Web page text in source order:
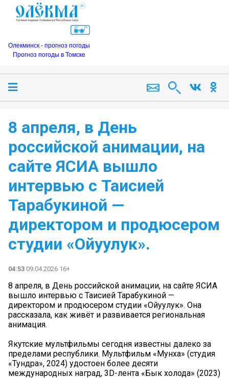
Олекминск - прогноз погоды
Прогноз погоды в Томске
8 апреля, в День
российской анимации, на
сайте ЯСИА вышло
интервью с Таисией
Тарабукиной —
директором и продюсером
студии «Ойуулук».
04:53 09.04.2026 16+
8 апреля, в День российской анимации, на сайте ЯСИА
вышло интервью с Таисией Тарабукиной —
директором и продюсером студии «Ойуулук». Она
рассказала, как живёт и развивается региональная
анимация.
Якутские мультфильмы сегодня известны далеко за
пределами республики. Мультфильм «Мунха» (студия
«Тундра», 2024) удостоен более десяти
международных наград, 3D-лента «Бык холода» (2023)